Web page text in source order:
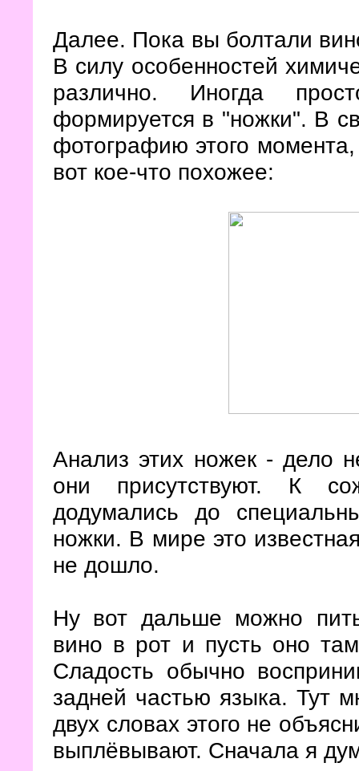
Далее. Пока вы болтали
В силу особенностей
различно. Иногда
формируется в "ножки". В
фотографию этого момента,
вот кое-что похожее:
Анализ этих ножек - дело
они присутствуют. К
додумались до
ножки. В мире это
не дошло.
Ну вот дальше можно
вино в рот и пусть оно
Сладость обычно
задней частью языка. Тут
двух словах этого не
выплёвывают. Сначала я